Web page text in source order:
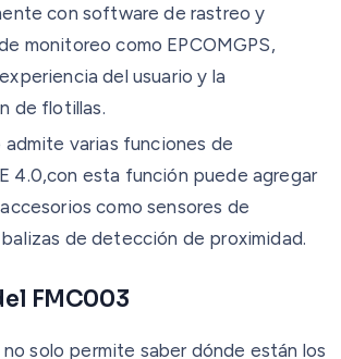
con software de rastreo y
monitoreo como EPCOMGPS,
del usuario y la
de flotillas.
varias funciones de
4.0,con esta función puede agregar
como sensores de
de detección de proximidad.
FMC003
solo permite saber dónde están los